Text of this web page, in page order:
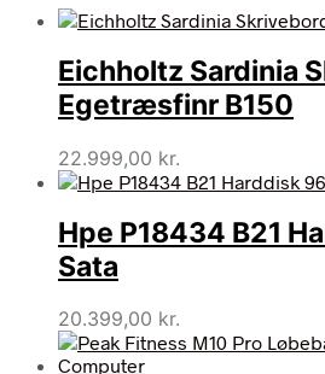
Eichholtz Sardinia
Egetræsfinr B150
22.999,00 kr.
Hpe P18434 B21
Sata
20.399,00 kr.